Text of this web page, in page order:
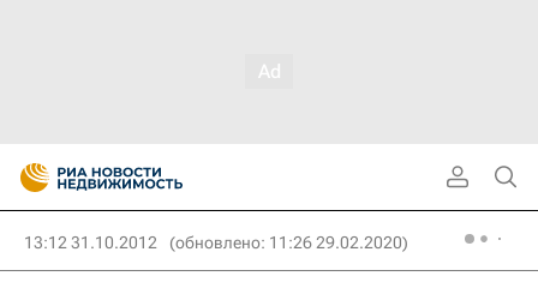
13:12 31.10.2012 (обновлено: 11:26 29.02.2020)